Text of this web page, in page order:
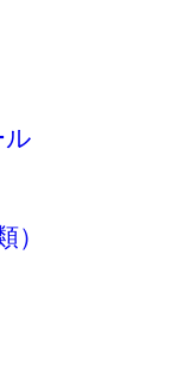
ル
）